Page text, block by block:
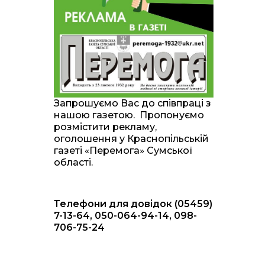
20:00
28 лип
Житлові сертифікати,
підготовка до зими та
підтримка ВПО: підсумки
засідання виконкому
Краснопільської
селищної ради
10:36
28 лип
Валентина Масалітіна:
«Нас тримає віра в
Перемогу і повернення
додому»
10:31
28 лип
Знову біль… Знову
втрата… На щиті
16:57
24 лип
Обмежено придатний,
але безмежно
вмотивований: Як
колишній лісівник став
Запрошуємо Вас до співпраці з
нашою газетою. Пропонуємо
розмістити рекламу,
оголошення у Краснопільській
газеті «Перемога» Сумської
області.
Телефони для довідок (05459)
7-13-64, 050-064-94-14, 098-
706-75-24